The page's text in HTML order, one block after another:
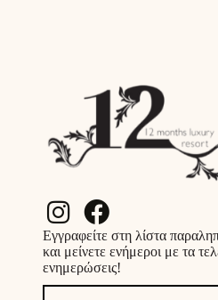
Εγγραφείτε στη λίστα
και μείνετε ενήμεροι με τα
ενημερώσεις!